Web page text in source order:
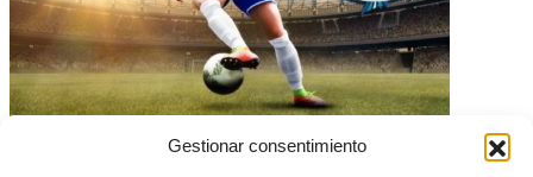
Gestionar consentimiento